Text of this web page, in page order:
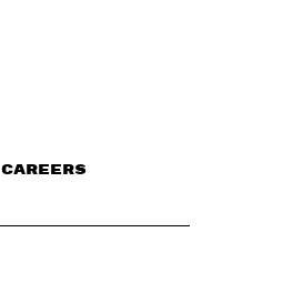
CAREERS